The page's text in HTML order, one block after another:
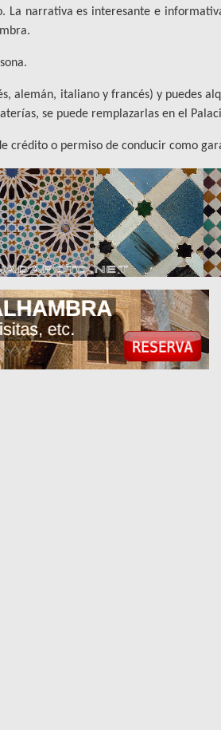
La narrativa es interesante e
alemán, italiano y francés) y puedes
se puede remplazarlas en el
crédito o permiso de conducir como